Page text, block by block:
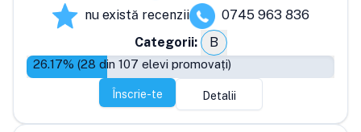
nu există recenzii
0745 963 836
Categorii:
B
26.17% (28 din 107 elevi promovați)
Înscrie-te Detalii